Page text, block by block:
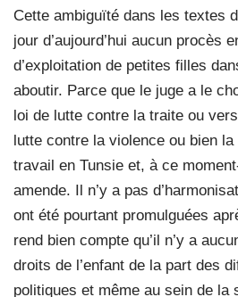
Cette ambiguïté dans les textes
jour d’aujourd’hui aucun procès
d’exploitation de petites filles
aboutir. Parce que le juge a le
loi de lutte contre la traite ou
lutte contre la violence ou bien
travail en Tunsie et, à ce
amende. Il n’y a pas
ont été pourtant promulguées
rend bien compte qu’il n’y a
droits de l’enfant de la part des
politiques et même au sein de la